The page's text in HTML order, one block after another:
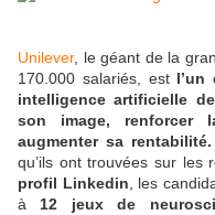
Unilever, le géant de la
170.000 salariés, est l’un
intelligence artificielle
son image, renforcer
augmenter sa rentabilité.
qu’ils ont trouvées sur les
profil Linkedin , les
à 12 jeux de